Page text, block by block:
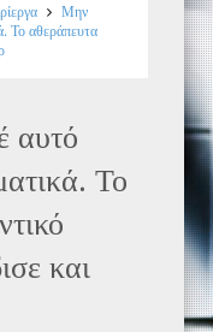
Μην
Το αθεράπευτα
αυτό
Το
και